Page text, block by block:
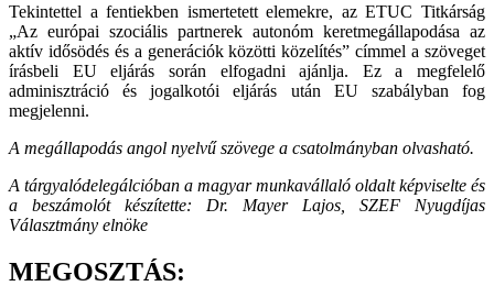
Tekintettel a fentiekben ismertetett elemekre, az ETUC Titkárság
„Az európai szociális partnerek autonóm keretmegállapodása az
aktív idősödés és a generációk közötti közelítés” címmel a szöveget
írásbeli EU eljárás során elfogadni ajánlja. Ez a megfelelő
adminisztráció és jogalkotói eljárás után EU szabályban fog
megjelenni.
A megállapodás angol nyelvű szövege a csatolmányban olvasható.
A tárgyalódelegálcióban a magyar munkavállaló oldalt képviselte és
a beszámolót készítette: Dr. Mayer Lajos, SZEF Nyugdíjas
Választmány elnöke
MEGOSZTÁS: